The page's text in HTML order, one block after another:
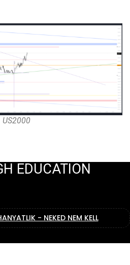
US2000
EDUCATION
- NEKED NEM KELL